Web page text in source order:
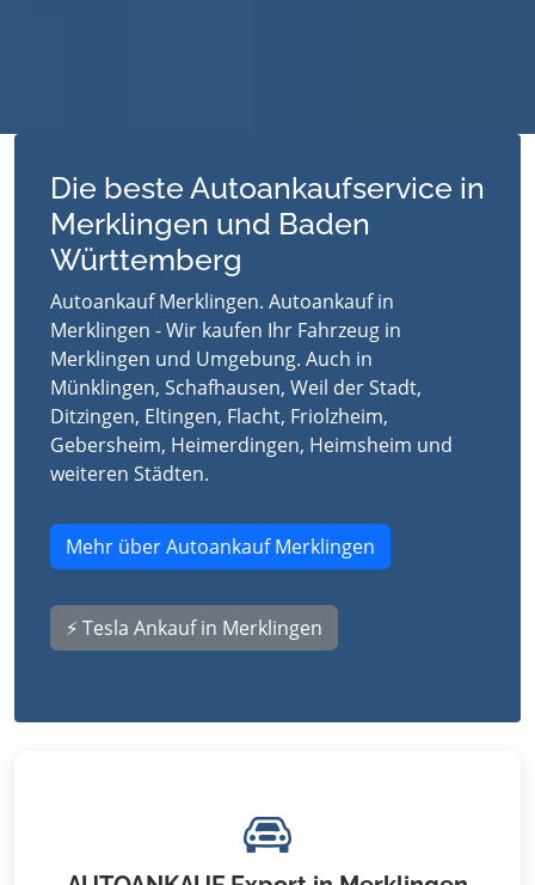
Die beste Autoankaufservice in
Merklingen und Baden
Württemberg
Autoankauf Merklingen. Autoankauf in
Merklingen - Wir kaufen Ihr Fahrzeug in
Merklingen und Umgebung. Auch in
Münklingen, Schafhausen, Weil der Stadt,
Ditzingen, Eltingen, Flacht, Friolzheim,
Gebersheim, Heimerdingen, Heimsheim und
weiteren Städten.
Mehr über Autoankauf Merklingen
⚡ Tesla Ankauf in Merklingen